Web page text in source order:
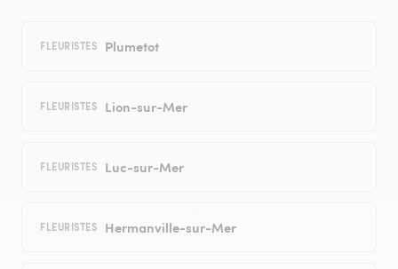
FLEURISTES Plumetot
FLEURISTES Lion-sur-Mer
FLEURISTES Luc-sur-Mer
FLEURISTES Hermanville-sur-Mer